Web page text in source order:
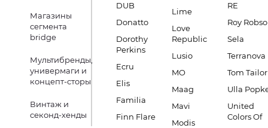
Магазины
сегмента
bridge
Мультибренды,
универмаги и
концепт-сторы
Винтаж и
секонд-хенды
DUB
Donatto
Dorothy
Perkins
Ecru
Elis
Familia
Finn Flare
Lime
Love
Republic
Lusio
MO
Maag
Mavi
Modis
RE
Roy
Sela
Terranova
Tom Tailor
Ulla
United
Colors Of